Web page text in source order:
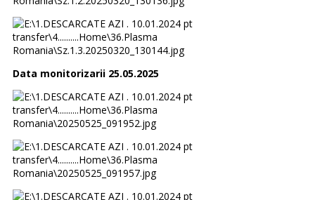
Data monitorizarii 25.05.2025